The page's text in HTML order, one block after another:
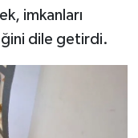
imkanları
dile getirdi.